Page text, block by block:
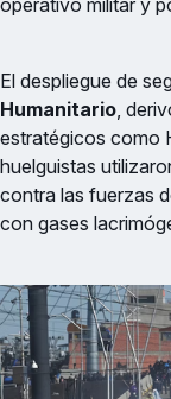
operativo militar y
El despliegue de
Humanitario,
estratégicos como
huelguistas
contra las fuerzas
con gases